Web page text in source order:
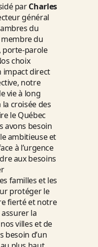
parCharles
général
du
du
, porte-parole
choix
impact direct
notre
vie à long
croisée des
le Québec
avons besoin
ambitieuse et
à l’urgence
aux besoins
familles et les
protéger le
fierté et notre
la
villes et de
besoin d’un